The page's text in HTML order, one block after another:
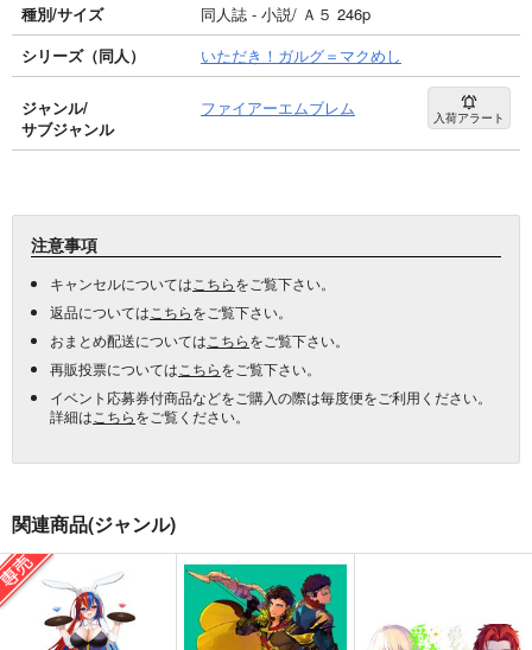
種別/サイズ
同人誌 - 小説/ Ａ５ 246p
シリーズ（同人）
いただき！ガルグ＝マクめし
ジャンル/
サブジャンル
ファイアーエムブレム 入荷アラート
注意事項
キャンセルについては こちらをご覧下さい。
返品については こちらをご覧下さい。
おまとめ配送については こちらをご覧下さい。
再販投票については こちらをご覧下さい。
イベント応募券付商品などをご購入の際は毎度便をご利用ください。
詳細は こちらをご覧ください。
関連商品(ジャンル)